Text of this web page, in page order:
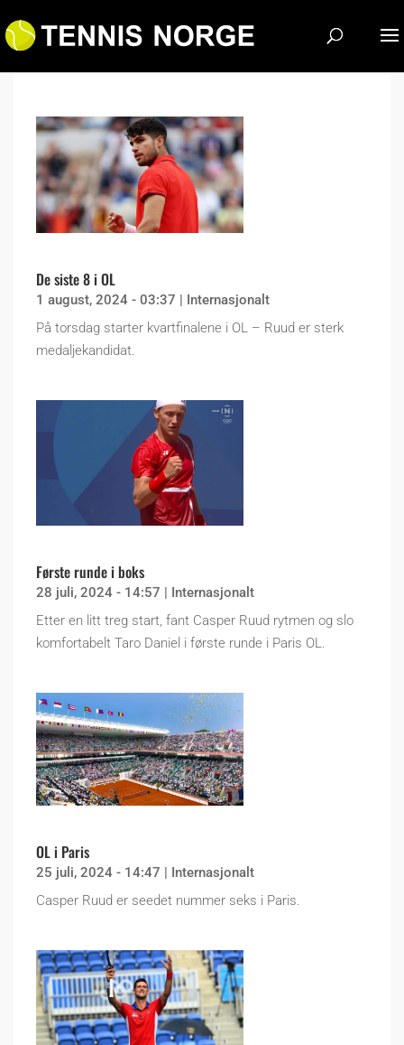
De siste 8 i OL
1 august, 2024 - 03:37 | Internasjonalt
På torsdag starter kvartfinalene i OL – Ruud er sterk
medaljekandidat.
Første runde i boks
28 juli, 2024 - 14:57 | Internasjonalt
Etter en litt treg start, fant Casper Ruud rytmen og slo
komfortabelt Taro Daniel i første runde i Paris OL.
OL i Paris
25 juli, 2024 - 14:47
Internasjonalt
Casper Ruud er seedet nummer seks i Paris.